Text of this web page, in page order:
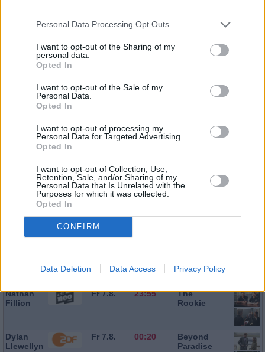
Personal Data Processing Opt Outs
I want to opt-out of the Sharing of my
personal data.
Opted In
I want to opt-out of the Sale of my
Personal Data.
Opted In
I want to opt-out of processing my
Personal Data for Targeted Advertising.
Opted In
I want to opt-out of Collection, Use,
Retention, Sale, and/or Sharing of my
Personal Data that Is Unrelated with the
Purposes for which it was collected.
Opted In
CONFIRM
Data Deletion Data Access Privacy Policy
Élizabeth
Bourgine
Fr 7.8. 21:05
Death in
Johannes
Fr 7.8. 23:20
Nathan
Fillion
Fr 7.8. 23:55
The
Rookie
Dylan
Llewellyn
Fr 7.8. 00:20
Beyond
Paradise